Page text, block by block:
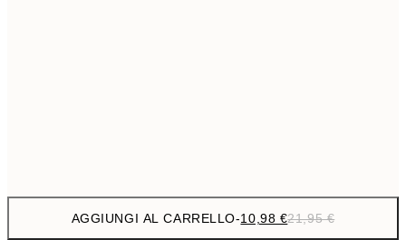
AGGIUNGI AL CARRELLO-10,98 €21,95 €